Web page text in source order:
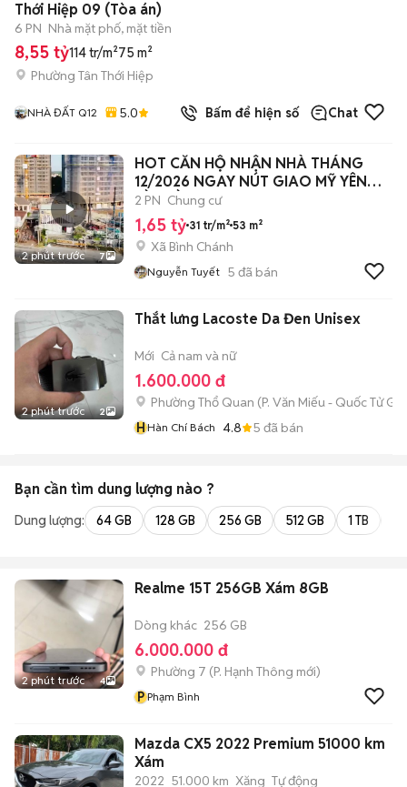
Thới Hiệp 09 (Tòa án)
6 PN Nhà mặt phố, mặt tiền
8,55 tỷ114 tr/m²75 m²
Phường Tân Thới Hiệp
NHÀ ĐẤT Q12 5.0 Bấm để hiện số Chat
2 phút trước 7
HOT CĂN HỘ NHẬN NHÀ THÁNG
12/2026 NGAY NÚT GIAO MỸ YÊN
LIỀN KỀ BC
2 PN Chung cư
1,65 tỷ 31 tr/m² 53 m²
Xã Bình Chánh
Nguyễn Tuyết 5 đã bán
2 phút trước 2
Thắt lưng Lacoste Da Đen Unisex
Mới Cả nam và nữ
1.600.000 đ
Phường Thổ Quan (P. Văn Miếu - Quốc Tử
HHàn Chí Bách 4.8 5 đã bán
Bạn cần tìm dung lượng nào ?
Dung lượng: 64 GB 128 GB 256 GB 512 GB 1 TB
2 phút trước 4
Realme 15T 256GB Xám 8GB
Dòng khác 256 GB
6.000.000 đ
Phường 7 (P. Hạnh Thông mới)
P Phạm Bình
Mazda CX5 2022 Premium 51000 km
Xám
2022 51.000 km Xăng Tự động